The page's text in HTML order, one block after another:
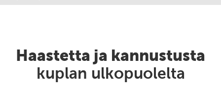
Haastetta ja kannustusta
kuplan ulkopuolelta